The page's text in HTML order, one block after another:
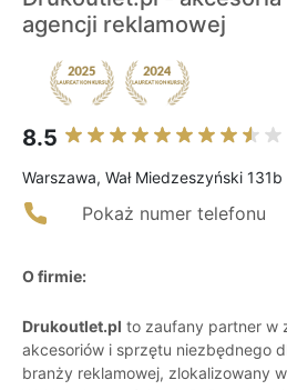
agencji reklamowej
8.5
Warszawa, Wał Miedzeszyński 131b
Pokaż numer telefonu
O firmie:
Drukoutlet.pl to zaufany partner w
akcesoriów i sprzętu niezbędnego
branży reklamowej, zlokalizowany